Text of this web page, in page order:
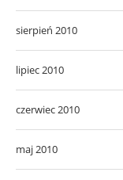
sierpień 2010
lipiec 2010
czerwiec 2010
maj 2010